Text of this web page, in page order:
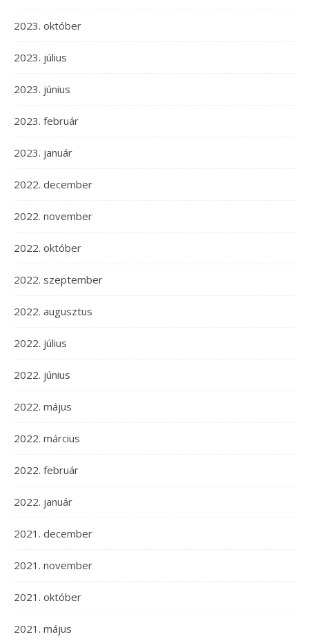
2023. október
2023. július
2023. június
2023. február
2023. január
2022. december
2022. november
2022. október
2022. szeptember
2022. augusztus
2022. július
2022. június
2022. május
2022. március
2022. február
2022. január
2021. december
2021. november
2021. október
2021. május